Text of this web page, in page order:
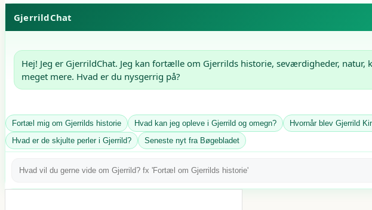
GjerrildChat
Hej! Jeg er GjerrildChat. Jeg kan fortælle om Gjerrilds historie, seværdigheder,
meget mere. Hvad er du nysgerrig på?
Fortæl mig om Gjerrilds historie Hvad kan jeg opleve i Gjerrild og omegn? Hvornår blev Gjerrild
Hvad er de skjulte perler i Gjerrild?
Seneste nyt fra Bøgebladet